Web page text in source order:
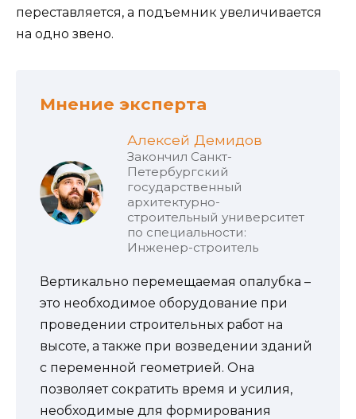
переставляется, а подъемник увеличивается
на одно звено.
Мнение эксперта
Алексей Демидов
Закончил Санкт-
Петербургский
государственный
архитектурно-
строительный университет
по специальности:
Инженер-строитель
Вертикально перемещаемая опалубка –
это необходимое оборудование при
проведении строительных работ на
высоте, а также при возведении зданий
с переменной геометрией. Она
позволяет сократить время и усилия,
необходимые для формирования